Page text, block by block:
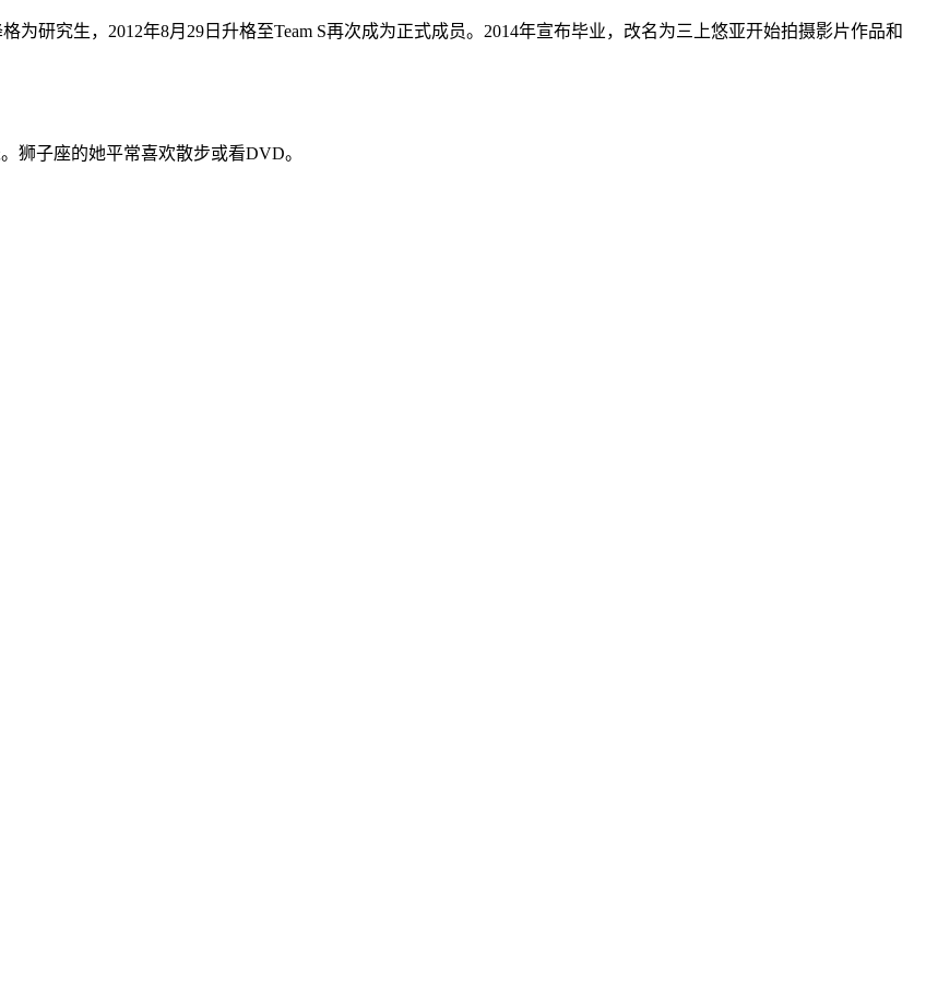
为研究生，2012年8月29日升格至Team S再次成为正式成员。2014年宣布毕业，改名为三上悠亚开始拍摄影片作品和
狮子座的她平常喜欢散步或看DVD。